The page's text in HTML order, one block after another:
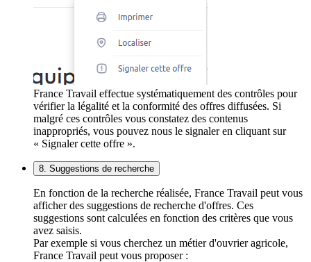
France Travail effectue systématiquement des contrôles pour
vérifier la légalité et la conformité des offres diffusées. Si
malgré ces contrôles vous constatez des contenus
inappropriés, vous pouvez nous le signaler en cliquant sur
« Signaler cette offre ».
8. Suggestions de recherche
En fonction de la recherche réalisée, France Travail peut vous
afficher des suggestions de recherche d'offres. Ces
suggestions sont calculées en fonction des critères que vous
avez saisis.
Par exemple si vous cherchez un métier d'ouvrier agricole,
France Travail peut vous proposer :